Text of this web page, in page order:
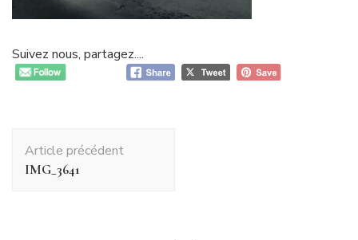
Suivez nous, partagez....
d'article
Article précédent
IMG_3641